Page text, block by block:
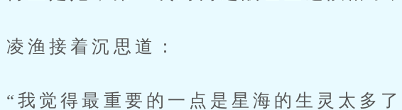
凌渔接着沉思道：
“我觉得最重要的一点是星海的生灵太多